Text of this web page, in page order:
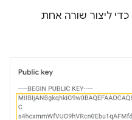
ליצור שורה אחת